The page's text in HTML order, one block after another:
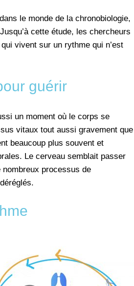
le monde de la chronobiologie,
cette étude, les chercheurs
vivent sur un rythme qui n’est
guérir
un moment où le corps se
vitaux tout aussi gravement que
beaucoup plus souvent et
Le cerveau semblait passer
processus de